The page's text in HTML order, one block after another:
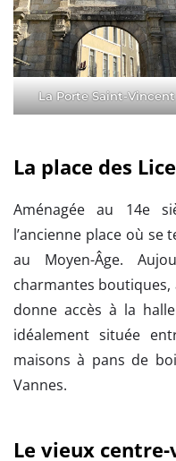
La Porte Saint-Vincent
La place des
Aménagée au 14e
l’ancienne place où
au Moyen-Âge.
charmantes boutiques,
donne accès à la
idéalement située
maisons à pans de
Vannes.
Le vieux